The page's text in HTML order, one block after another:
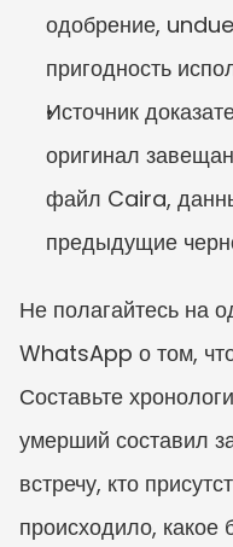
одобрение,
пригодность
Источник
оригинал
файл Caira,
предыдущие
Не полагайтесь на
WhatsApp о том,
Составьте
умерший составил
встречу, кто
происходило, какое